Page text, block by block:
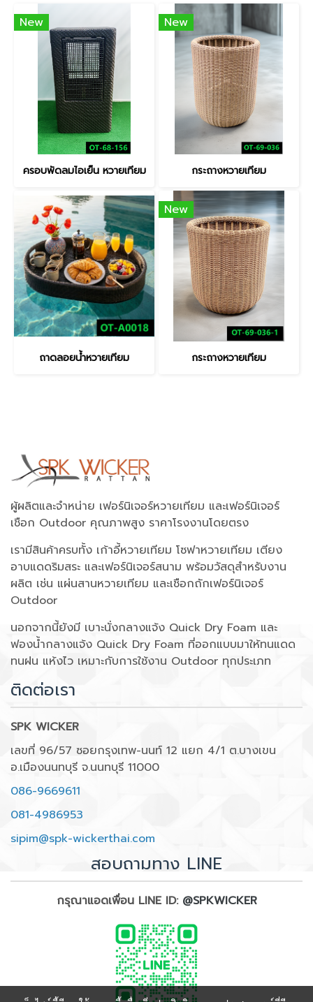
New
ครอบพัดลมไอเย็น หวายเทียม
New
กระถางหวายเทียม
ถาดลอยน้ำหวายเทียม
New
กระถางหวายเทียม
ผู้ผลิตและจำหน่าย เฟอร์นิเจอร์หวายเทียม และเฟอร์นิเจอร์
เชือก Outdoor คุณภาพสูง ราคาโรงงานโดยตรง
เรามีสินค้าครบทั้ง เก้าอี้หวายเทียม โซฟาหวายเทียม เตียง
อาบแดดริมสระ และเฟอร์นิเจอร์สนาม พร้อมวัสดุสำหรับงาน
ผลิต เช่น แผ่นสานหวายเทียม และเชือกถักเฟอร์นิเจอร์
Outdoor
นอกจากนี้ยังมี เบาะนั่งกลางแจ้ง Quick Dry Foam และ
ฟองน้ำกลางแจ้ง Quick Dry Foam ที่ออกแบบมาให้ทนแดด
ทนฝน แห้งไว เหมาะกับการใช้งาน Outdoor ทุกประเภท
ติดต่อเรา
SPK WICKER
เลขที่ 96/57 ซอยกรุงเทพ-นนท์ 12 แยก 4/1 ต.บางเขน
อ.เมืองนนทบุรี จ.นนทบุรี 11000
086-9669611
081-4986953
sipim@spk-wickerthai.com
สอบถามทาง LINE
กรุณาแอดเพื่อน LINE ID: @SPKWICKER